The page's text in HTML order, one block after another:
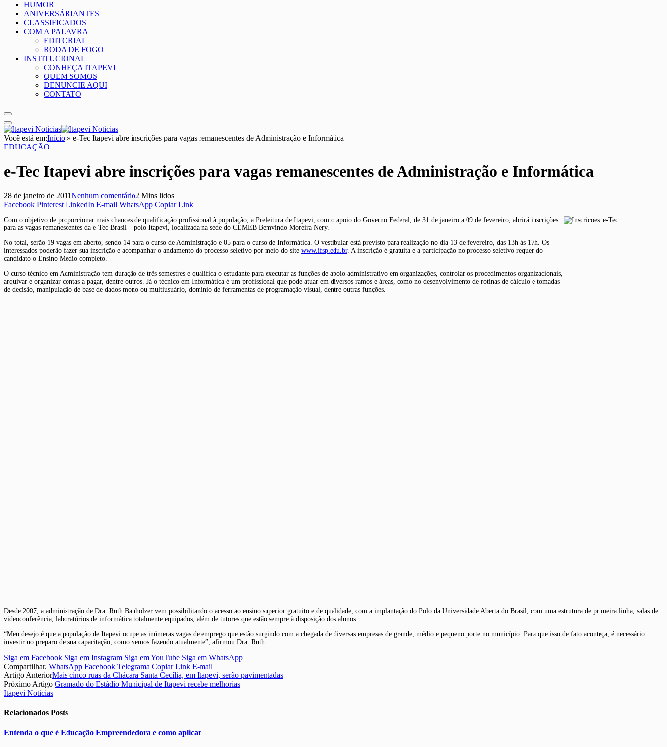
HUMOR
ANIVERSÁRIANTES
CLASSIFICADOS
COM A PALAVRA
EDITORIAL
RODA DE FOGO
INSTITUCIONAL
CONHEÇA ITAPEVI
QUEM SOMOS
DENUNCIE AQUI
CONTATO
Você está em:Início » e-Tec Itapevi abre inscrições para vagas remanescentes de Administração e Informática
EDUCAÇÃO
e-Tec Itapevi abre inscrições para vagas remanescentes de Administração e Informática
28 de janeiro de 2011Nenhum comentário2 Mins lidos
Facebook Pinterest LinkedIn E-mail WhatsApp Copiar Link
Com o objetivo de proporcionar mais chances de qualificação profissional à população, a Prefeitura de Itapevi, com o apoio do Governo Federal, de 31 de janeiro a 09 de fevereiro, abrirá inscrições
para as vagas remanescentes da e-Tec Brasil – polo Itapevi, localizada na sede do CEMEB Bemvindo Moreira Nery.
No total, serão 19 vagas em aberto, sendo 14 para o curso de Administração e 05 para o curso de Informática. O vestibular está previsto para realização no dia 13 de fevereiro, das 13h às 17h. Os
interessados poderão fazer sua inscrição e acompanhar o andamento do processo seletivo por meio do site www.ifsp.edu.br. A inscrição é gratuita e a participação no processo seletivo requer do
candidato o Ensino Médio completo.
O curso técnico em Administração tem duração de três semestres e qualifica o estudante para executar as funções de apoio administrativo em organizações, controlar os procedimentos organizacionais,
arquivar e organizar contas a pagar, dentre outros. Já o técnico em Informática é um profissional que pode atuar em diversos ramos e áreas, como no desenvolvimento de rotinas de cálculo e tomadas
de decisão, manipulação de base de dados mono ou multiusuário, domínio de ferramentas de programação visual, dentre outras funções.
Desde 2007, a administração de Dra. Ruth Banholzer vem possibilitando o acesso ao ensino superior gratuito e de qualidade, com a implantação do Polo da Universidade Aberta do Brasil, com uma estrutura de primeira linha, salas de
videoconferência, laboratórios de informática totalmente equipados, além de tutores que estão sempre à disposição dos alunos.
“Meu desejo é que a população de Itapevi ocupe as inúmeras vagas de emprego que estão surgindo com a chegada de diversas empresas de grande, médio e pequeno porte no município. Para que isso de fato aconteça, é necessário
investir no preparo de sua capacitação, como vemos fazendo atualmente”, afirmou Dra. Ruth.
Siga em Facebook Siga em Instagram Siga em YouTube Siga em WhatsApp
Compartilhar. WhatsApp Facebook Telegrama Copiar Link E-mail
Artigo AnteriorMais cinco ruas da Chácara Santa Cecília, em Itapevi, serão pavimentadas
Próximo Artigo Gramado do Estádio Municipal de Itapevi recebe melhorias
Itapevi Noticias
Relacionados Posts
Entenda o que é Educação Empreendedora e como aplicar